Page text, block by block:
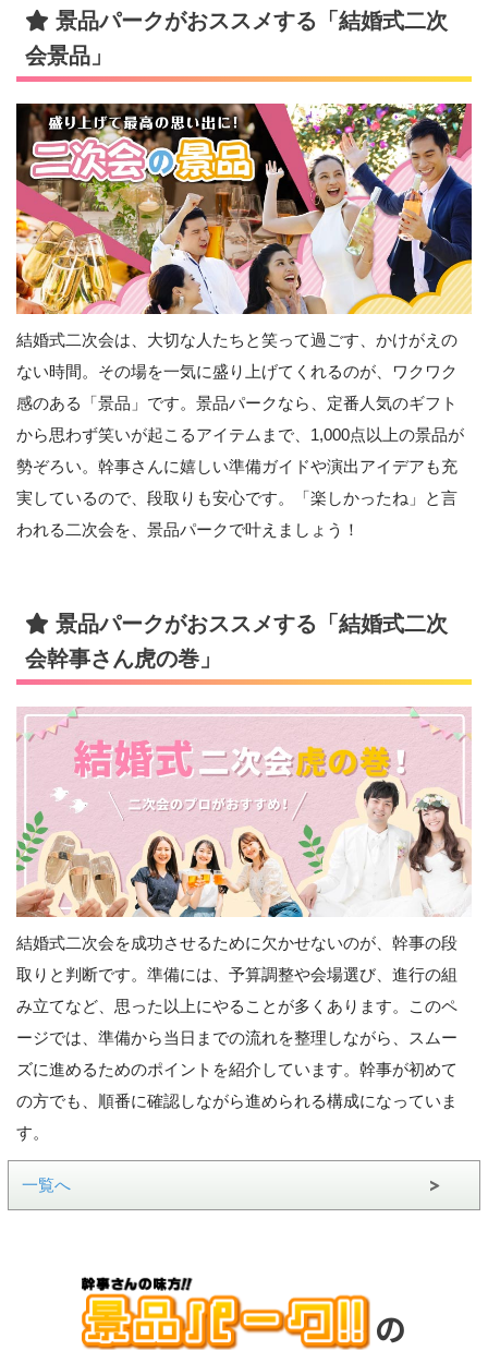
景品パークがおススメする「結婚式二次
会景品」
結婚式二次会は、大切な人たちと笑って過ごす、かけがえの
ない時間。その場を一気に盛り上げてくれるのが、ワクワク
感のある「景品」です。景品パークなら、定番人気のギフト
から思わず笑いが起こるアイテムまで、1,000点以上の景品が
勢ぞろい。幹事さんに嬉しい準備ガイドや演出アイデアも充
実しているので、段取りも安心です。「楽しかったね」と言
われる二次会を、景品パークで叶えましょう！
景品パークがおススメする「結婚式二次
会幹事さん虎の巻」
結婚式二次会を成功させるために欠かせないのが、幹事の段
取りと判断です。準備には、予算調整や会場選び、進行の組
み立てなど、思った以上にやることが多くあります。このペ
ージでは、準備から当日までの流れを整理しながら、スムー
ズに進めるためのポイントを紹介しています。幹事が初めて
の方でも、順番に確認しながら進められる構成になっていま
す。
一覧へ
の